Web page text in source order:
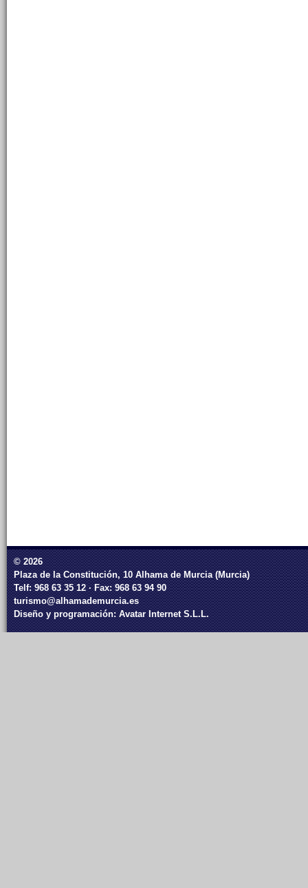
© 2026
Plaza de la Constitución, 10 Alhama de Murcia (Murcia)
Telf: 968 63 35 12 · Fax: 968 63 94 90
turismo@alhamademurcia.es
Diseño y programación:Avatar Internet S.L.L.